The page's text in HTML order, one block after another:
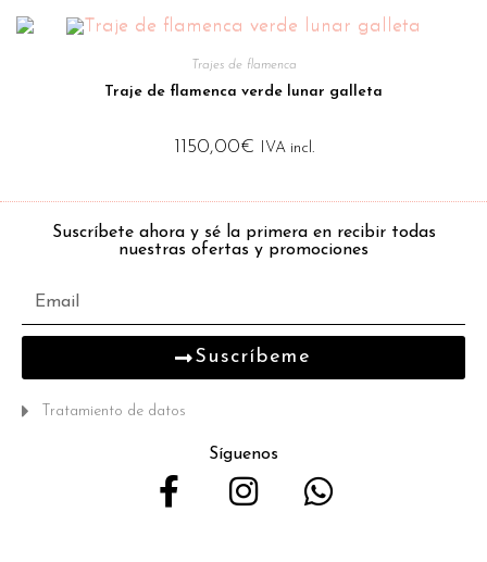
Trajes de flamenca
Traje de flamenca verde lunar galleta
1150,00€ IVA incl.
Suscríbete ahora y sé la primera en recibir todas
nuestras ofertas y promociones
Suscríbeme
Tratamiento de datos
Síguenos